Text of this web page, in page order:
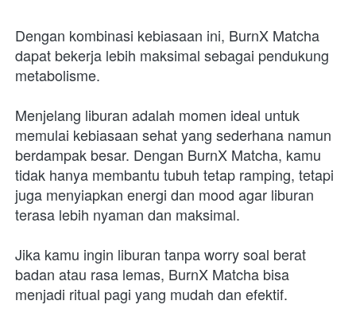
Dengan kombinasi kebiasaan ini, BurnX Matcha
dapat bekerja lebih maksimal sebagai pendukung
metabolisme.
Menjelang liburan adalah momen ideal untuk
memulai kebiasaan sehat yang sederhana namun
berdampak besar. Dengan BurnX Matcha, kamu
tidak hanya membantu tubuh tetap ramping, tetapi
juga menyiapkan energi dan mood agar liburan
terasa lebih nyaman dan maksimal.
Jika kamu ingin liburan tanpa worry soal berat
badan atau rasa lemas, BurnX Matcha bisa
menjadi ritual pagi yang mudah dan efektif.